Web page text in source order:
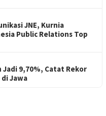
JNE, Kurnia
Public Relations Top
Jadi 9,70%, Catat Rekor
Jawa